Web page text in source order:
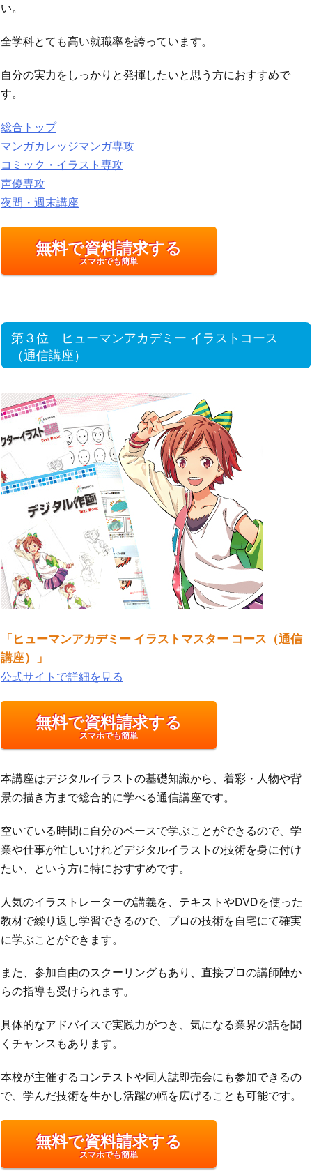
い。
全学科とても高い就職率を誇っています。
自分の実力をしっかりと発揮したいと思う方におすすめで
す。
総合トップ
マンガカレッジマンガ専攻
コミック・イラスト専攻
声優専攻
夜間・週末講座
無料で資料請求する
スマホでも簡単
第３位 ヒューマンアカデミー イラストコース
（通信講座）
「ヒューマンアカデミー イラストマスター コース（通信
講座）」
公式サイトで詳細を見る
無料で資料請求する
スマホでも簡単
本講座はデジタルイラストの基礎知識から、着彩・人物や背
景の描き方まで総合的に学べる通信講座です。
空いている時間に自分のペースで学ぶことができるので、学
業や仕事が忙しいけれどデジタルイラストの技術を身に付け
たい、という方に特におすすめです。
人気のイラストレーターの講義を、テキストやDVDを使った
教材で繰り返し学習できるので、プロの技術を自宅にて確実
に学ぶことができます。
また、参加自由のスクーリングもあり、直接プロの講師陣か
らの指導も受けられます。
具体的なアドバイスで実践力がつき、気になる業界の話を聞
くチャンスもあります。
本校が主催するコンテストや同人誌即売会にも参加できるの
で、学んだ技術を生かし活躍の幅を広げることも可能です。
無料で資料請求する
スマホでも簡単